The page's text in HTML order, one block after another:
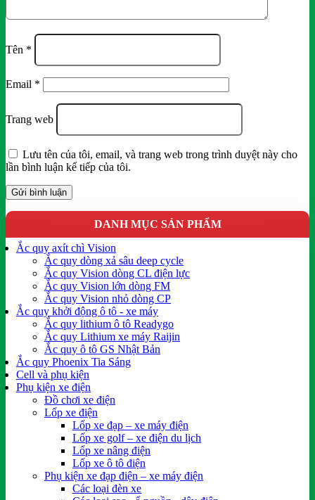
Tên *
Email *
Trang web
Lưu tên của tôi, email, và trang web trong trình duyệt này cho
lần bình luận kế tiếp của tôi.
DANH MỤC SẢN PHẨM
Ắc quy axít chì Vision
Ắc quy dòng xả sâu deep cycle
Ắc quy Vision dòng CL điện lực
Ắc quy Vision lớn dòng FM
Ắc quy Vision nhỏ dòng CP
Ắc quy khởi động ô tô - xe máy
Ắc quy lithium ô tô Readygo
Ắc quy Lithium xe máy Raijin
Ắc quy ô tô GS Nhật Bản
Ắc quy Phoenix Tia Sáng
Cell và phụ kiện
Phụ kiện xe điện
Đồ chơi xe điện
Lốp xe điện
Lốp xe đạp – xe máy điện
Lốp xe golf – xe điện du lịch
Lốp xe nâng điện
Lốp xe ô tô điện
Phụ kiện xe đạp điện – xe máy điện
Các loại đèn xe